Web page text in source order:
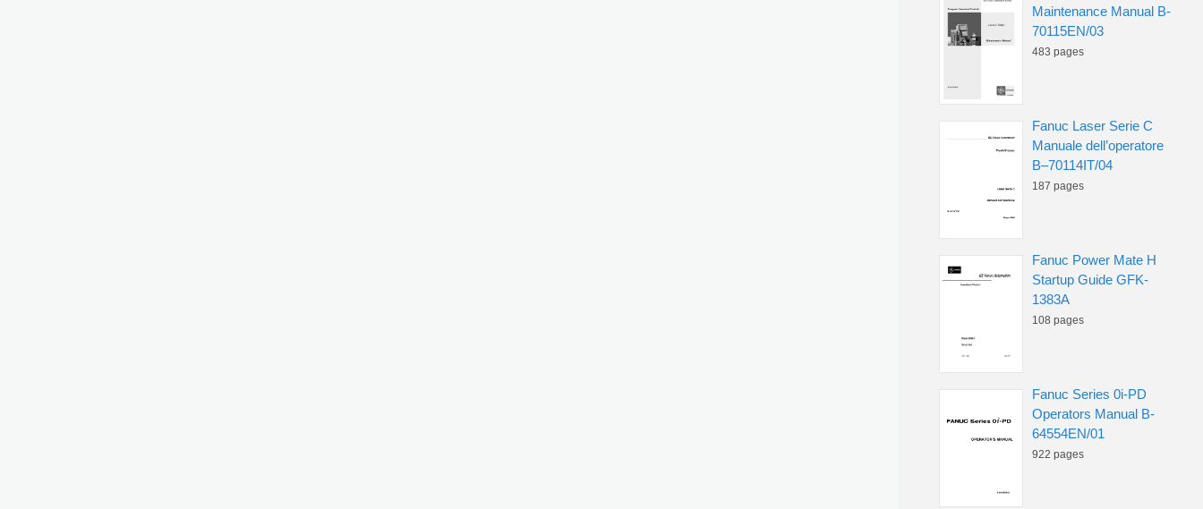
Maintenance Manual B-
70115EN/03
483 pages
Fanuc Laser Serie C
Manuale dell’operatore
B–70114IT/04
187 pages
Fanuc Power Mate H
Startup Guide GFK-
1383A
108 pages
Fanuc Series 0i-PD
Operators Manual B-
64554EN/01
922 pages